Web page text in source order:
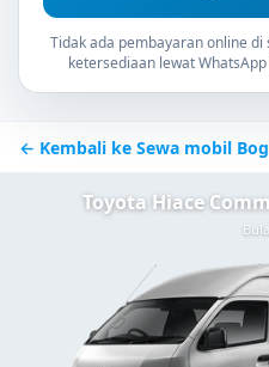
Tidak ada pembayaran online
ketersediaan lewat
← Kembali ke Sewa mobil
Toyota Hiace